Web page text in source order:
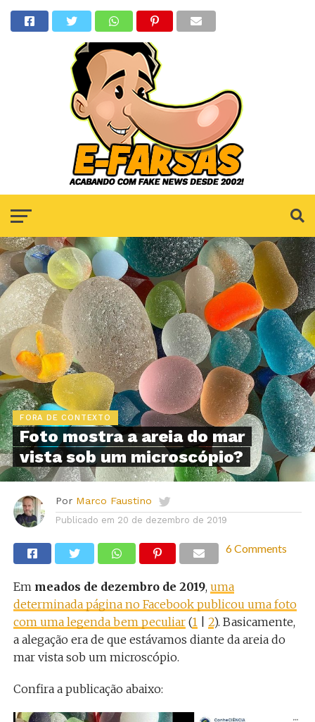
FORA DE CONTEXTO
Foto mostra a areia do mar
vista sob um microscópio?
Por Marco Faustino
Publicado em 20 de dezembro de 2019
6 Comments
Em meados de dezembro de 2019, uma
determinada página no Facebook publicou uma foto
com uma legenda bem peculiar(1 2). Basicamente,
a alegação era de que estávamos diante da areia do
mar vista sob um microscópio.
Confira a publicação abaixo: